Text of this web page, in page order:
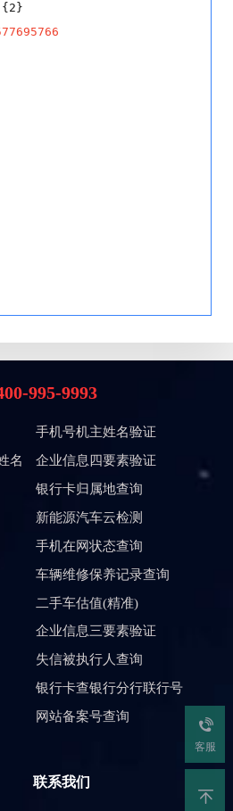
{2}
995-9993
手机号机主姓名验证
名
企业信息四要素验证
银行卡归属地查询
新能源汽车云检测
手机在网状态查询
车辆维修保养记录查询
二手车估值(精准)
企业信息三要素验证
失信被执行人查询
银行卡查银行分行联行号
网站备案号查询
联系我们
客服